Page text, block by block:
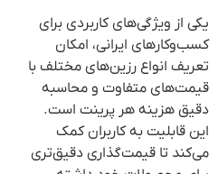
یکی از ویژگی‌های کاربردی برای
کسب‌وکارهای ایرانی، امکان
تعریف انواع رزین‌های مختلف با
قیمت‌های متفاوت و محاسبه
دقیق هزینه هر پرینت است.
این قابلیت به کاربران کمک
می‌کند تا قیمت‌گذاری دقیق‌تری